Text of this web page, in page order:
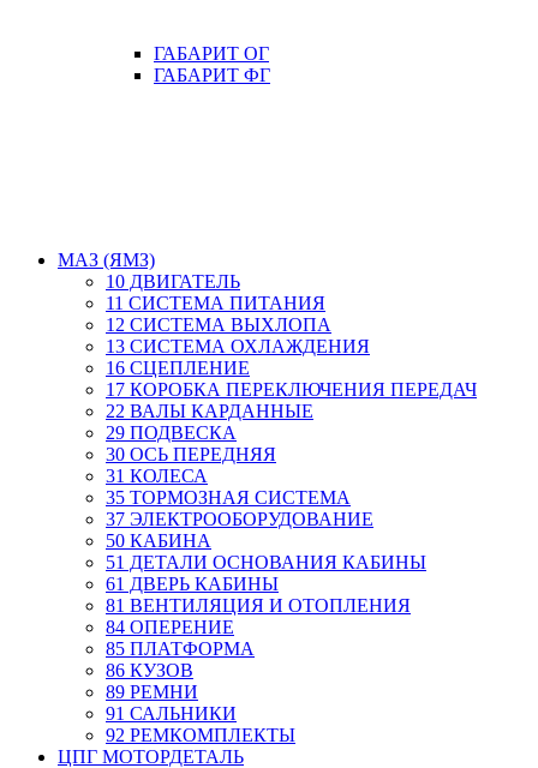
ГАБАРИТ ОГ
ГАБАРИТ ФГ
МАЗ (ЯМЗ)
10 ДВИГАТЕЛЬ
11 СИСТЕМА ПИТАНИЯ
12 СИСТЕМА ВЫХЛОПА
13 СИСТЕМА ОХЛАЖДЕНИЯ
16 СЦЕПЛЕНИЕ
17 КОРОБКА ПЕРЕКЛЮЧЕНИЯ ПЕРЕДАЧ
22 ВАЛЫ КАРДАННЫЕ
29 ПОДВЕСКА
30 ОСЬ ПЕРЕДНЯЯ
31 КОЛЕСА
35 ТОРМОЗНАЯ СИСТЕМА
37 ЭЛЕКТРООБОРУДОВАНИЕ
50 КАБИНА
51 ДЕТАЛИ ОСНОВАНИЯ КАБИНЫ
61 ДВЕРЬ КАБИНЫ
81 ВЕНТИЛЯЦИЯ И ОТОПЛЕНИЯ
84 ОПЕРЕНИЕ
85 ПЛАТФОРМА
86 КУЗОВ
89 РЕМНИ
91 САЛЬНИКИ
92 РЕМКОМПЛЕКТЫ
ЦПГ МОТОРДЕТАЛЬ